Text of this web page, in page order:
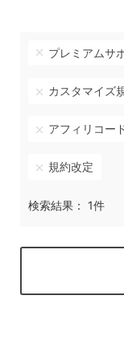
プレミアムサ
カスタマイズ
アフィリコー
規約改定
検索結果： 1件